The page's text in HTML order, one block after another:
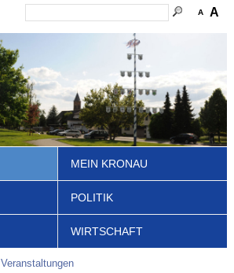
A A
MEIN KRONAU
POLITIK
WIRTSCHAFT
Veranstaltungen